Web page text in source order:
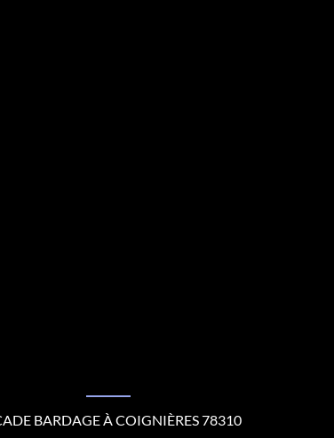
BARDAGE À COIGNIÈRES 78310